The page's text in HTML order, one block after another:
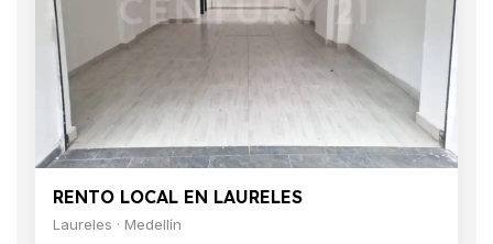
RENTO LOCAL EN LAURELES
Laureles · Medellín